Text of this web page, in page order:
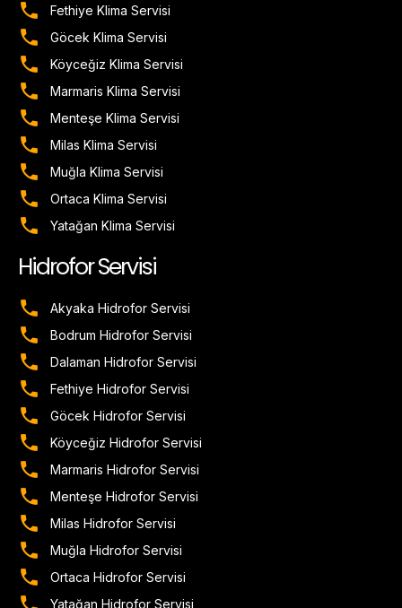
Fethiye Klima Servisi
Göcek Klima Servisi
Köyceğiz Klima Servisi
Marmaris Klima Servisi
Menteşe Klima Servisi
Milas Klima Servisi
Muğla Klima Servisi
Ortaca Klima Servisi
Yatağan Klima Servisi
Hidrofor Servisi
Akyaka Hidrofor Servisi
Bodrum Hidrofor Servisi
Dalaman Hidrofor Servisi
Fethiye Hidrofor Servisi
Göcek Hidrofor Servisi
Köyceğiz Hidrofor Servisi
Marmaris Hidrofor Servisi
Menteşe Hidrofor Servisi
Milas Hidrofor Servisi
Muğla Hidrofor Servisi
Ortaca Hidrofor Servisi
Yatağan Hidrofor Servisi